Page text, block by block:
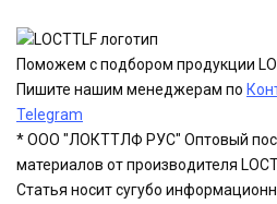
Поможем с подбором продукции
Пишите нашим менеджерам по
Telegram
* ООО "ЛОКТТЛФ РУС" Оптовый
материалов от производителя
Статья носит сугубо